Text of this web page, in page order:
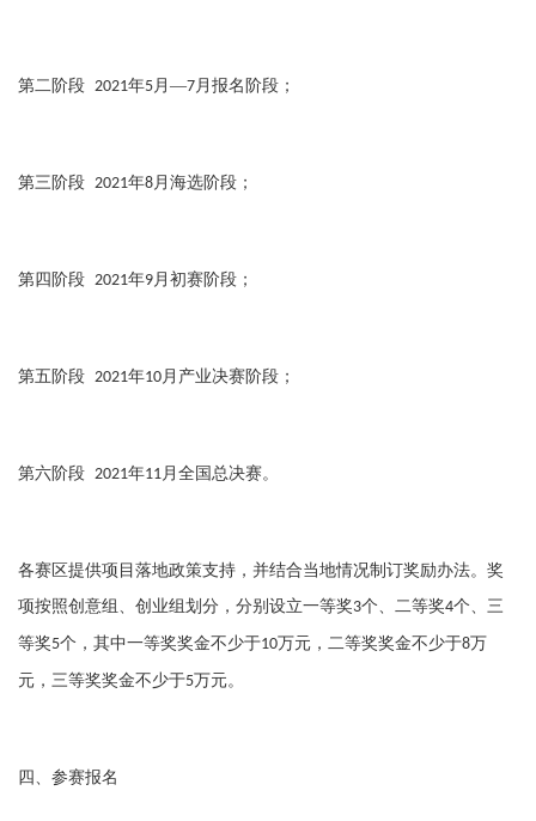
第二阶段 2021年5月—7月报名阶段；
第三阶段 2021年8月海选阶段；
第四阶段 2021年9月初赛阶段；
第五阶段 2021年10月产业决赛阶段；
第六阶段 2021年11月全国总决赛。
各赛区提供项目落地政策支持，并结合当地情况制订奖励办法。奖
项按照创意组、创业组划分，分别设立一等奖3个、二等奖4个、三
等奖5个，其中一等奖奖金不少于10万元，二等奖奖金不少于8万
元，三等奖奖金不少于5万元。
四、参赛报名